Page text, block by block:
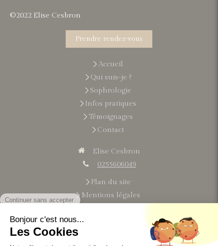
©2022 Elise Cesbron
Prendre rendez-vous
Accueil
Qui suis-je ?
Sophrologie
Infos pratiques
Témoignages
Contact
Elise Cesbron
0255606049
Plan du site
Mentions légales
Du